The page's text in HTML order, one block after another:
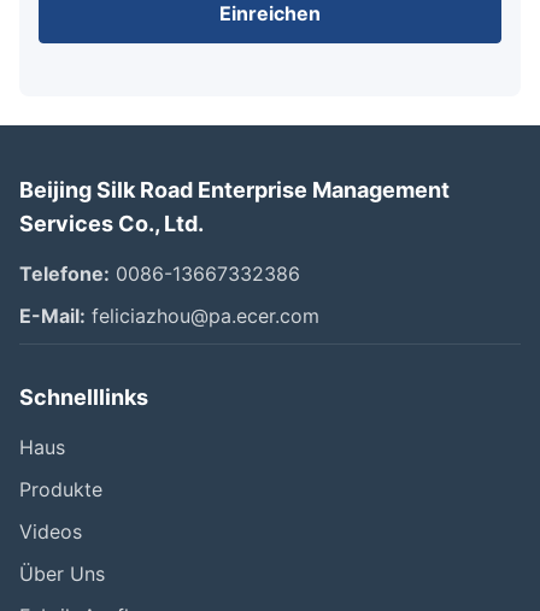
Einreichen
Beijing Silk Road Enterprise Management
Services Co., Ltd.
Telefone: 0086-13667332386
E-Mail: feliciazhou@pa.ecer.com
Schnelllinks
Haus
Produkte
Videos
Über Uns